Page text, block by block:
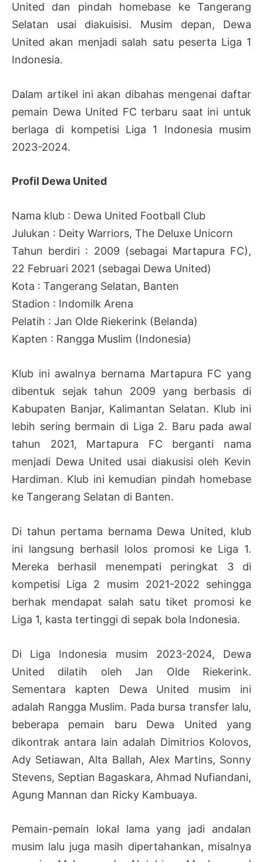
United dan pindah homebase ke Tangerang
Selatan usai diakuisisi. Musim depan, Dewa
United akan menjadi salah satu peserta Liga 1
Indonesia.
Dalam artikel ini akan dibahas mengenai daftar
pemain Dewa United FC terbaru saat ini untuk
berlaga di kompetisi Liga 1 Indonesia musim
2023-2024.
Profil Dewa United
Nama klub : Dewa United Football Club
Julukan : Deity Warriors, The Deluxe Unicorn
Tahun berdiri : 2009 (sebagai Martapura FC),
22 Februari 2021 (sebagai Dewa United)
Kota : Tangerang Selatan, Banten
Stadion : Indomilk Arena
Pelatih : Jan Olde Riekerink (Belanda)
Kapten : Rangga Muslim (Indonesia)
Klub ini awalnya bernama Martapura FC yang
dibentuk sejak tahun 2009 yang berbasis di
Kabupaten Banjar, Kalimantan Selatan. Klub ini
lebih sering bermain di Liga 2. Baru pada awal
tahun 2021, Martapura FC berganti nama
menjadi Dewa United usai diakusisi oleh Kevin
Hardiman. Klub ini kemudian pindah homebase
ke Tangerang Selatan di Banten.
Di tahun pertama bernama Dewa United, klub
ini langsung berhasil lolos promosi ke Liga 1.
Mereka berhasil menempati peringkat 3 di
kompetisi Liga 2 musim 2021-2022 sehingga
berhak mendapat salah satu tiket promosi ke
Liga 1, kasta tertinggi di sepak bola Indonesia.
Di Liga Indonesia musim 2023-2024, Dewa
United dilatih oleh Jan Olde Riekerink.
Sementara kapten Dewa United musim ini
adalah Rangga Muslim. Pada bursa transfer lalu,
beberapa pemain baru Dewa United yang
dikontrak antara lain adalah Dimitrios Kolovos,
Ady Setiawan, Alta Ballah, Alex Martins, Sonny
Stevens, Septian Bagaskara, Ahmad Nufiandani,
Agung Mannan dan Ricky Kambuaya.
Pemain-pemain lokal lama yang jadi andalan
musim lalu juga masih dipertahankan, misalnya